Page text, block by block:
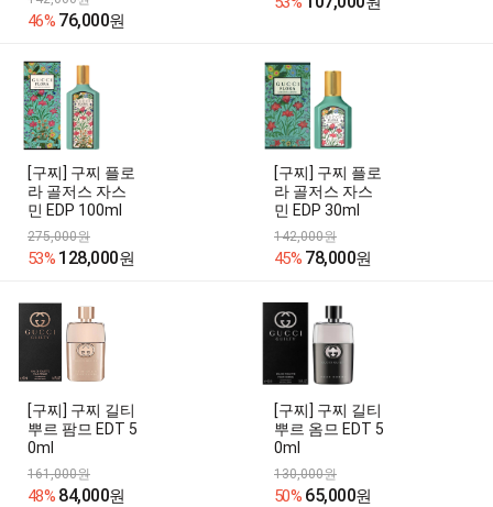
46% 76,000원
[구찌] 구찌 플로
라 골저스 자스
민 EDP 100ml
275,000원
53% 128,000원
[구찌] 구찌 플로
라 골저스 자스
민 EDP 30ml
142,000원
45% 78,000원
[구찌] 구찌 길티
뿌르 팜므 EDT 5
0ml
161,000원
48% 84,000원
[구찌] 구찌 길티
뿌르 옴므 EDT 5
0ml
130,000원
50% 65,000원